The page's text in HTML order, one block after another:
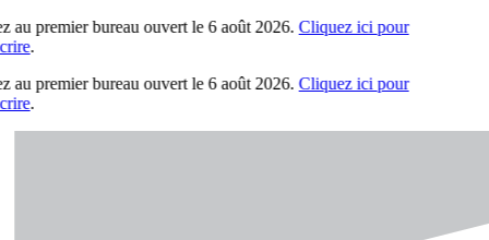
au premier bureau ouvert le 6 août 2026.Cliquez ici pour
.
au premier bureau ouvert le 6 août 2026.Cliquez ici pour
.